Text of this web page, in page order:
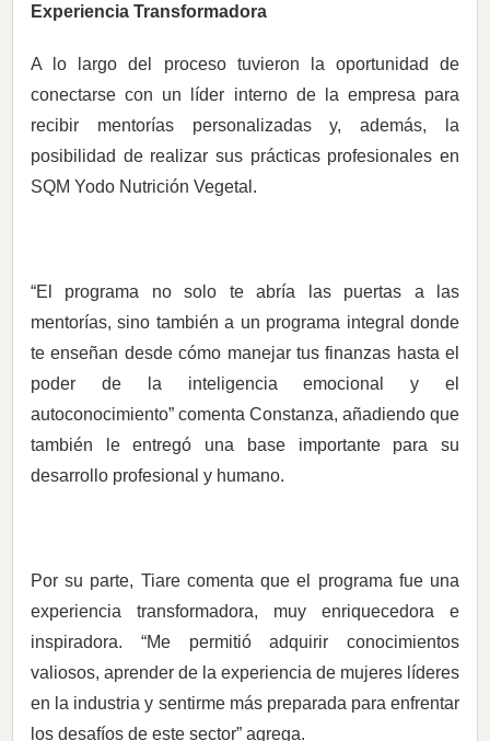
Experiencia Transformadora
A lo largo del proceso tuvieron la oportunidad de
conectarse con un líder interno de la empresa para
recibir mentorías personalizadas y, además, la
posibilidad de realizar sus prácticas profesionales en
SQM Yodo Nutrición Vegetal.
“El programa no solo te abría las puertas a las
mentorías, sino también a un programa integral donde
te enseñan desde cómo manejar tus finanzas hasta el
poder de la inteligencia emocional y el
autoconocimiento” comenta Constanza, añadiendo que
también le entregó una base importante para su
desarrollo profesional y humano.
Por su parte, Tiare comenta que el programa fue una
experiencia transformadora, muy enriquecedora e
inspiradora. “Me permitió adquirir conocimientos
valiosos, aprender de la experiencia de mujeres líderes
en la industria y sentirme más preparada para enfrentar
los desafíos de este sector” agrega.